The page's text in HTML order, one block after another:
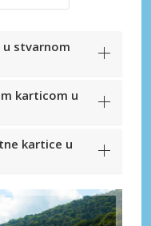
stvarnom
karticom u
kartice u